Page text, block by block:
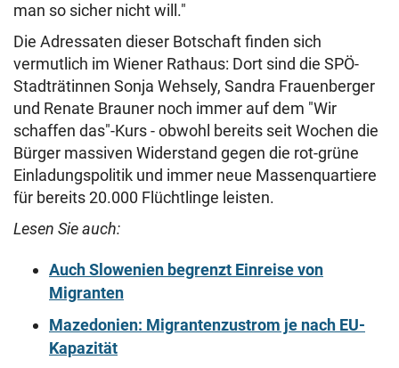
man so sicher nicht will."
Die Adressaten dieser Botschaft finden sich
vermutlich im Wiener Rathaus: Dort sind die SPÖ-
Stadträtinnen Sonja Wehsely, Sandra Frauenberger
und Renate Brauner noch immer auf dem "Wir
schaffen das"-Kurs - obwohl bereits seit Wochen die
Bürger massiven Widerstand gegen die rot-grüne
Einladungspolitik und immer neue Massenquartiere
für bereits 20.000 Flüchtlinge leisten.
Lesen Sie auch:
Auch Slowenien begrenzt Einreise von
Migranten
Mazedonien: Migrantenzustrom je nach EU-
Kapazität